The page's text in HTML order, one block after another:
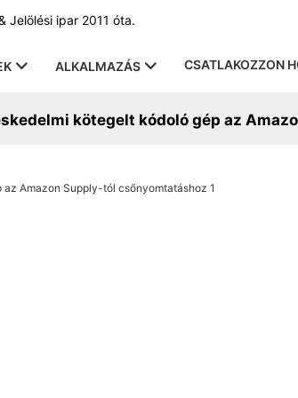
Jelölési ipar 2011 óta.
ALKALMAZÁS CSATLAKOZZON
kötegelt kódoló gép az